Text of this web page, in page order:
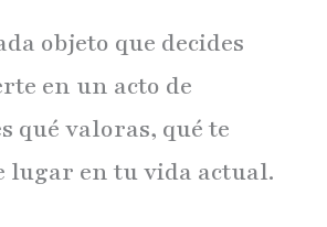
objeto que decides
en un acto de
qué valoras, qué te
lugar en tu vida actual.